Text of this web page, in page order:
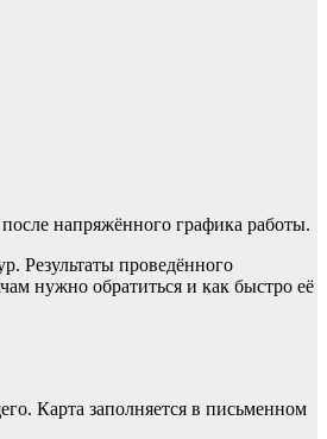
напряжённого графика работы.
Результаты проведённого
нужно обратиться и как быстро её
Карта заполняется в письменном